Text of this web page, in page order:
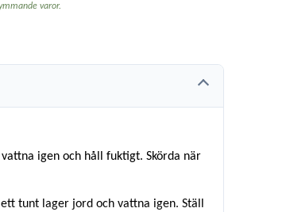
varor.
igen och håll fuktigt. Skörda när
tunt lager jord och vattna igen. Ställ